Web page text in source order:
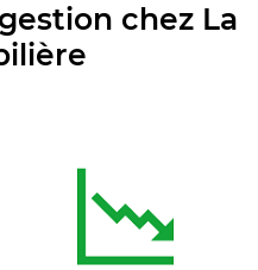
chez La